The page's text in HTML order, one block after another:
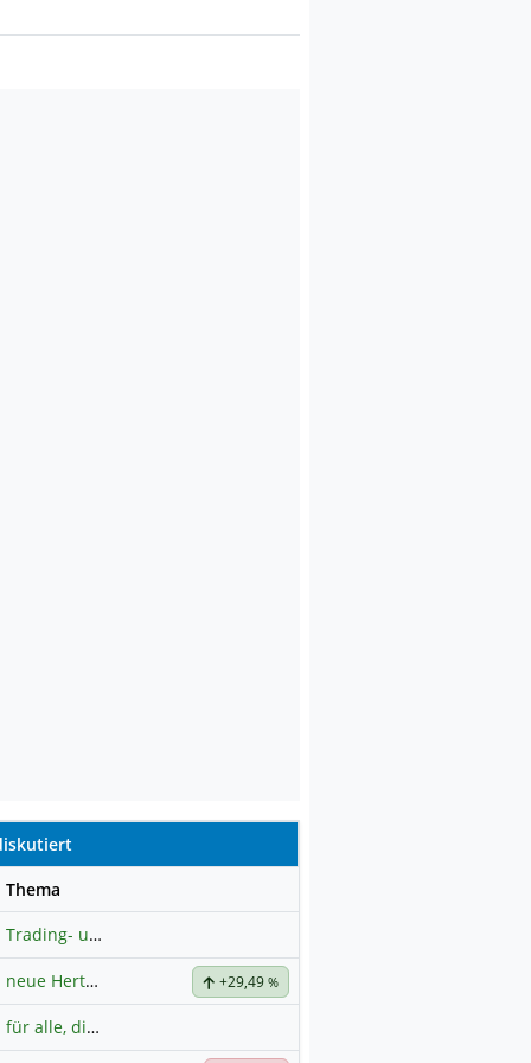
Thema
Trading- und Aktien-Chat
neue Hertz Aktie +29,49%
für alle, die es ehrlich meinen beim Traden.